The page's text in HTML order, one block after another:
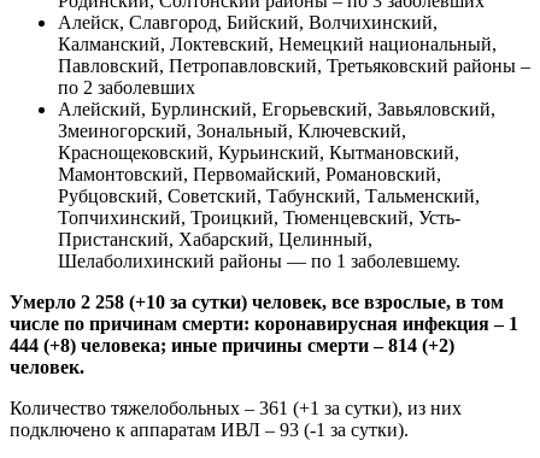
Алейск, Славгород, Бийский, Волчихинский,
Калманский, Локтевский, Немецкий национальный,
Павловский, Петропавловский, Третьяковский районы –
по 2 заболевших
Алейский, Бурлинский, Егорьевский, Завьяловский,
Змеиногорский, Зональный, Ключевский,
Краснощековский, Курьинский, Кытмановский,
Мамонтовский, Первомайский, Романовский,
Рубцовский, Советский, Табунский, Тальменский,
Топчихинский, Троицкий, Тюменцевский, Усть-
Пристанский, Хабарский, Целинный,
Шелаболихинский районы — по 1 заболевшему.
Умерло 2 258 (+10 за сутки) человек, все взрослые, в том
числе по причинам смерти: коронавирусная инфекция – 1
444 (+8) человека; иные причины смерти – 814 (+2)
человек.
Количество тяжелобольных – 361 (+1 за сутки), из них
подключено к аппаратам ИВЛ – 93 (-1 за сутки).